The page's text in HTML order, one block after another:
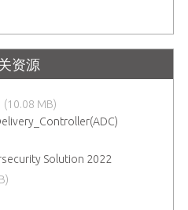
资源
(10.08 MB)
Solution 2022